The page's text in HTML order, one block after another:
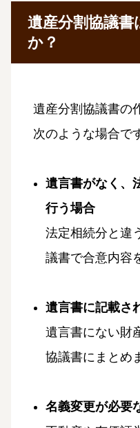
遺産分割協議
か？
遺産分割協議書の
次のような場合で
遺言書がなく、
行う場合
法定相続分と違
議書で合意内容
遺言書に記載さ
遺言書にない財
協議書にまとめ
名義変更が必要